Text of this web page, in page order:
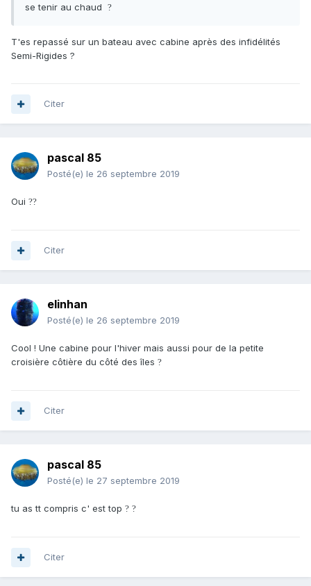
se tenir au chaud ?
T'es repassé sur un bateau avec cabine après des infidélités
Semi-Rigides ?
Citer
pascal 85
Posté(e) le 26 septembre 2019
Oui ??
Citer
elinhan
Posté(e) le 26 septembre 2019
Cool ! Une cabine pour l'hiver mais aussi pour de la petite
croisière côtière du côté des îles ?
Citer
pascal 85
Posté(e) le 27 septembre 2019
tu as tt compris c' est top ? ?
Citer